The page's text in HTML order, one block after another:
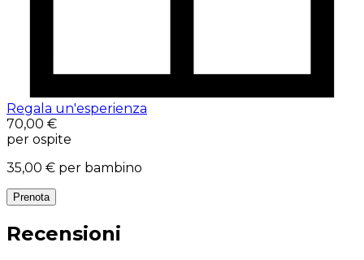
Regala un'esperienza
70,00 €
per ospite
35,00 € per bambino
Prenota
Recensioni